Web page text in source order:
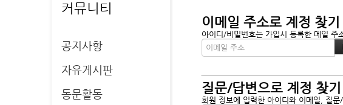
커뮤니티
공지사항
자유게시판
동문활동
이메일 주소로 계정 찾기
아이디/비밀번호는 가입시 등록한 메일
질문/답변으로 계정 찾기
회원 정보에 입력한 아이디와 이메일, 질